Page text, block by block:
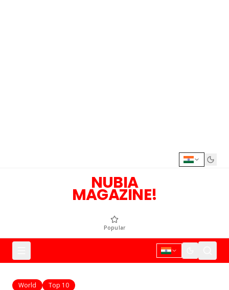
NUBIA
MAGAZINE!
Popular
World Top 10